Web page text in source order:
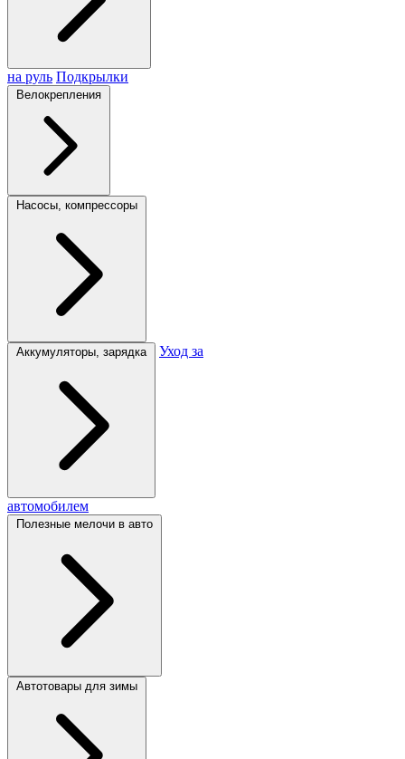
на руль Подкрылки
Велокрепления
Насосы, компрессоры
Аккумуляторы, зарядка Уход за
автомобилем
Полезные мелочи в авто
Автотовары для зимы